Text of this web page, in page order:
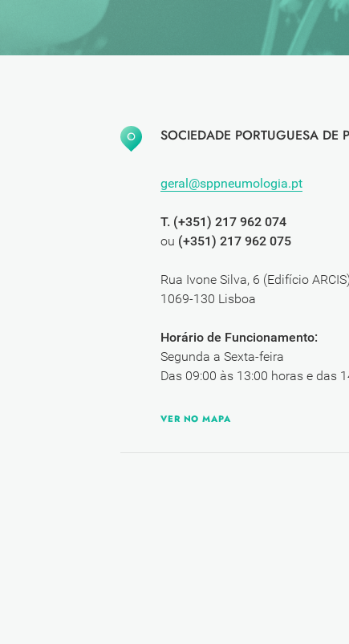
SOCIEDADE PORTUGUESA DE
geral@sppneumologia.pt
T. (+351) 217 962 074
ou (+351) 217 962 075
Rua Ivone Silva, 6 (Edifício
1069-130 Lisboa
Horário de Funcionamento:
Segunda a Sexta-feira
Das 09:00 às 13:00 horas e das
VER NO MAPA